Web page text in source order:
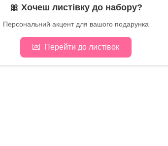
🎀 Хочеш листівку до набору?
Персональний акцент для вашого подарунка
💌 Перейти до листівок